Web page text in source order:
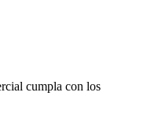
cumpla con los